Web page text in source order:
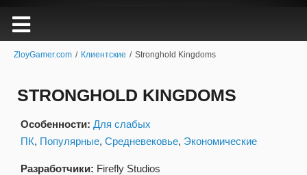
ZloyGamer.com / Клиентские / Stronghold Kingdoms
STRONGHOLD KINGDOMS
Особенности: Для слабых
ПК, Популярные, Средневековье, Экономические
Разработчики: Firefly Studios